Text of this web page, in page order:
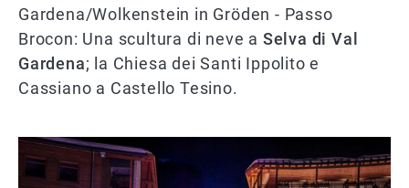
Gardena/Wolkenstein in Gröden - Passo
Brocon: Una scultura di neve a Selva di Val
Gardena; la Chiesa dei Santi Ippolito e
Cassiano a Castello Tesino.